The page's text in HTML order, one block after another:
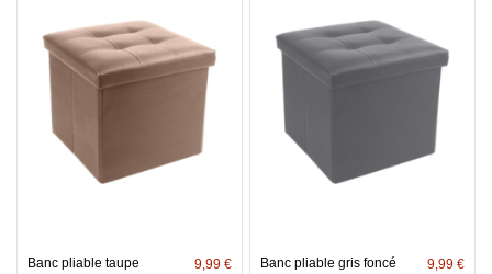
Banc pliable taupe 9,99 € Banc pliable gris foncé 9,99 €